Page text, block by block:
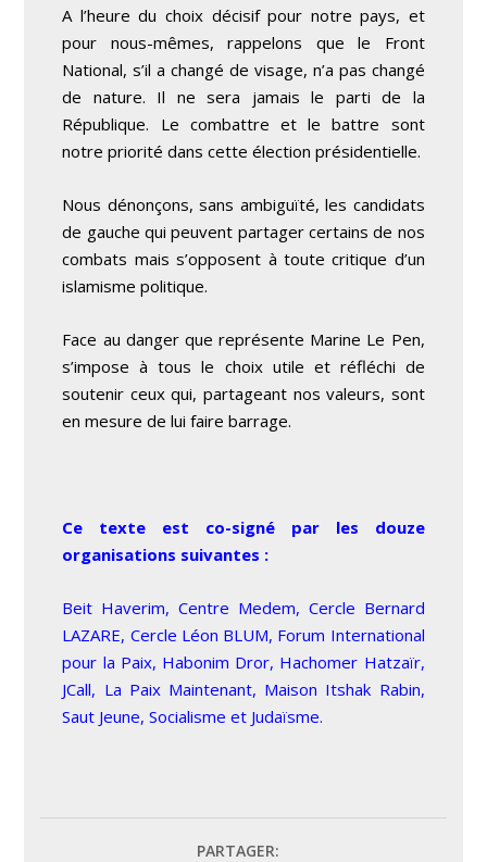
A l’heure du choix décisif pour notre pays, et
pour nous-mêmes, rappelons que le Front
National, s’il a changé de visage, n’a pas changé
de nature. Il ne sera jamais le parti de la
République. Le combattre et le battre sont
notre priorité dans cette élection présidentielle.
Nous dénonçons, sans ambiguïté, les candidats
de gauche qui peuvent partager certains de nos
combats mais s’opposent à toute critique d’un
islamisme politique.
Face au danger que représente Marine Le Pen,
s’impose à tous le choix utile et réfléchi de
soutenir ceux qui, partageant nos valeurs, sont
en mesure de lui faire barrage.
Ce texte est co-signé par les douze
organisations suivantes :
Beit Haverim, Centre Medem, Cercle Bernard
LAZARE, Cercle Léon BLUM, Forum International
pour la Paix, Habonim Dror, Hachomer Hatzaïr,
JCall, La Paix Maintenant, Maison Itshak Rabin,
Saut Jeune, Socialisme et Judaïsme.
PARTAGER: